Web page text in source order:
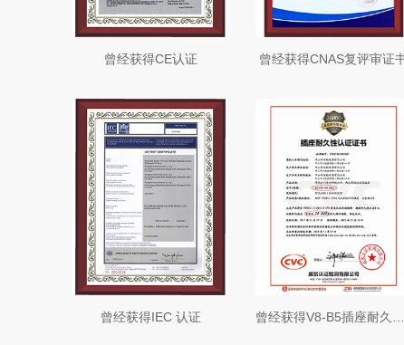
曾经获得CE认证 曾经获得CNAS复评审证
曾经获得IEC 认证